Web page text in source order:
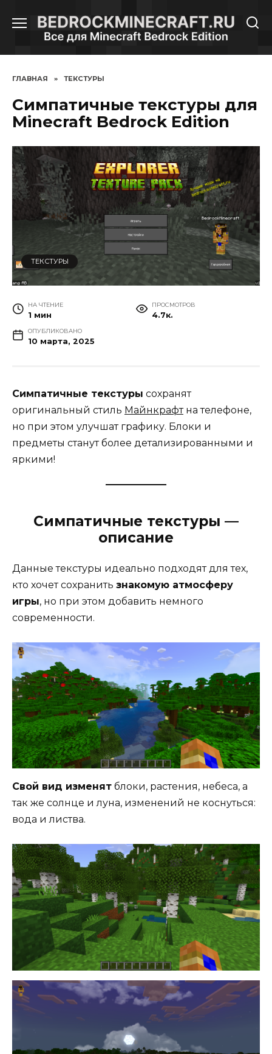
содержанию
ГЛАВНАЯ » ТЕКСТУРЫ
Симпатичные текстуры для
Minecraft Bedrock Edition
ТЕКСТУРЫ
НА ЧТЕНИЕ
1 мин
ПРОСМОТРОВ
4.7к.
ОПУБЛИКОВАНО
10 марта, 2025
Симпатичные текстуры сохранят
оригинальный стиль Майнкрафтна телефоне,
но при этом улучшат графику. Блоки и
предметы станут более детализированными и
яркими!
Симпатичные текстуры —
описание
Данные текстуры идеально подходят для тех,
кто хочет сохранить знакомую атмосферу
игры, но при этом добавить немного
современности.
Свой вид изменят блоки, растения, небеса, а
так же солнце и луна, изменений не коснуться:
вода и листва.